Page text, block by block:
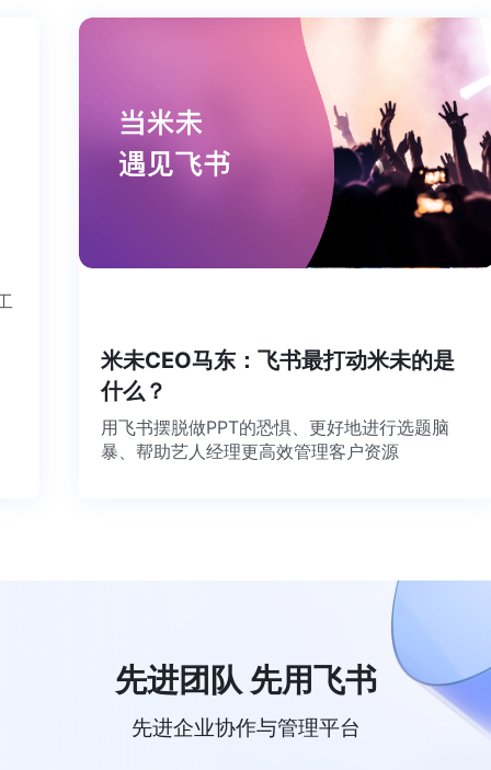
米未CEO马东：飞书最打动米未的是
什么？
用飞书摆脱做PPT的恐惧、更好地进行选题脑
暴、帮助艺人经理更高效管理客户资源
先进团队 先用飞书
先进企业协作与管理平台